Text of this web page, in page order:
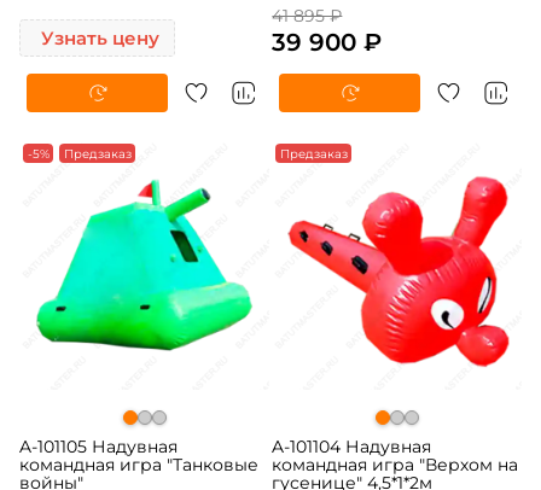
Узнать цену
41 895 ₽
39 900 ₽
-5% Предзаказ
A-101105 Надувная
командная игра "Танковые
войны"
Предзаказ
A-101104 Надувная
командная игра "Верхом на
гусенице" 4,5*1*2м